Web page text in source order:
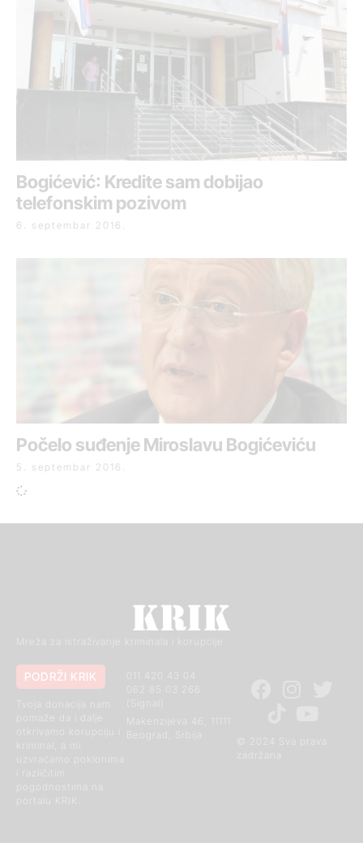
Bogićević: Kredite sam dobijao
telefonskim pozivom
6. septembar 2016.
Počelo suđenje Miroslavu Bogićeviću
5. septembar 2016.
Mreža za istraživanje kriminala i korupcije
© 2024 Sva prava
011 420 43 04
Makenzijeva 46, 11111
PODRŽI KRIK
otkrivamo korupciju i
kriminal, a mi
uzvraćamo poklonima
i različitim
pogodnostima na
portalu KRIK.